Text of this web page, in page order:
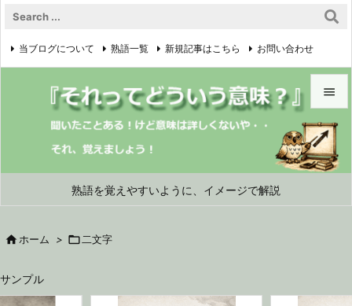
熟語を覚えやすいように、イメージで解説


メニュ


当ブログについて 熟語一覧 新規記事はこちら お問い合わせ
プライバシーポリシー 
 ホーム >  二文字
サンプル